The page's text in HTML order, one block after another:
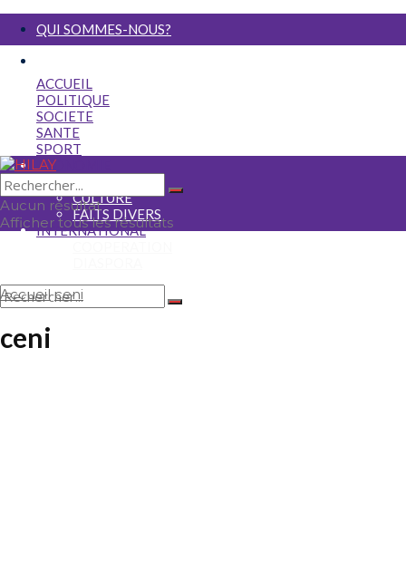
QUI SOMMES-NOUS?
ACCUEIL
POLITIQUE
SOCIETE
SANTE
SPORT
ECONOMIE
MEDIA
CULTURE
FAITS DIVERS
INTERNATIONAL
Afficher tous les résultats
Aucun résultat
Afficher tous les résultats
Accueil ceni
ceni